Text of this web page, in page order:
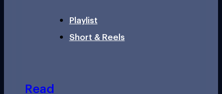
Playlist
Short & Reels
Read